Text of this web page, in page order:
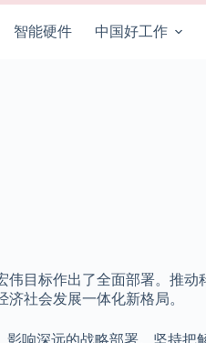
智能硬件 中国好工作
目标作出了全面部署。推
社会发展一体化新格局。
响深远的战略部署。坚持把